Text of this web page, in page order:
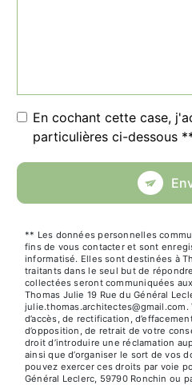
En cochant cette case,
particulières ci-dessous
** Les données personnelles
fins de vous contacter et sont
informatisé. Elles sont destinées à
traitants dans le seul but de
collectées seront communiquées
Thomas Julie 19 Rue du Général
d’accès, de rectification,
d’opposition, de retrait de votre
droit d’introduire une réclamation
ainsi que d’organiser le sort de vos
pouvez exercer ces droits par voie
Général Leclerc, 59790 Ronchin ou